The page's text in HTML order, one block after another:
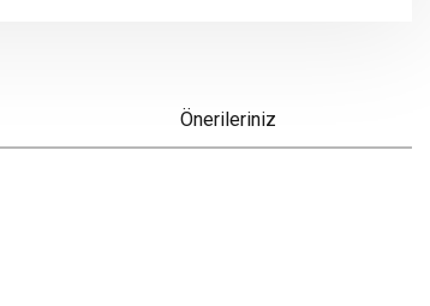
Önerileriniz